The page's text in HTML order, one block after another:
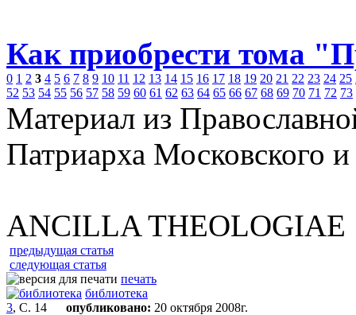
Как приобрести тома
0 1 2 3 4 5 6 7 8 9 10 11 12 13 14 15 16 17 18 19 20 21 22 23 24 25
52 53 54 55 56 57 58 59 60 61 62 63 64 65 66 67 68 69 70 71 72 73
Материал из
Патриарха Московского
ANCILLA THEOLOGIAE
предыдущая статья
следующая статья
печать
библиотека
3, С. 14 опубликовано: 20 октября 2008г.